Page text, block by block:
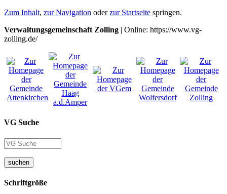
Zum Inhalt, zur Navigation oderzur Startseite springen.
Verwaltungsgemeinschaft Zolling | Online: https://www.vg-
zolling.de/
VG Suche
suchen
Schriftgröße